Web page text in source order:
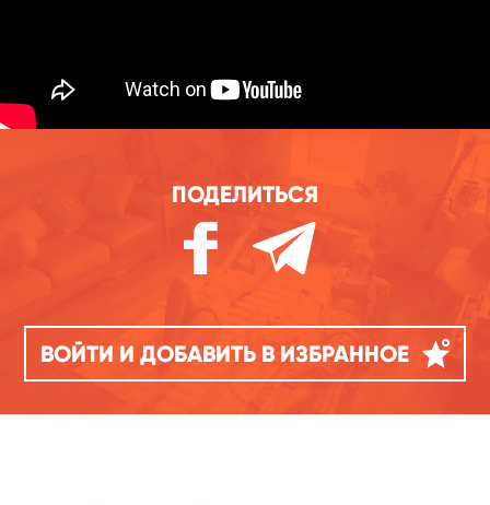
ПОДЕЛИТЬСЯ
ВОЙТИ И ДОБАВИТЬ В ИЗБРАННОЕ